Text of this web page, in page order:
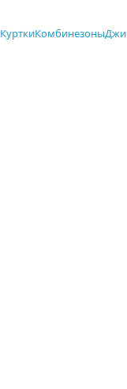
КурткиКомбинезоны